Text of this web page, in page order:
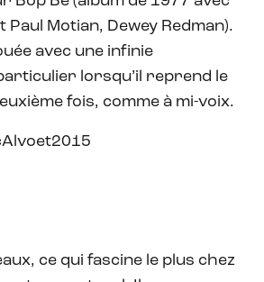
Paul Motian, Dewey Redman).
avec une infinie
lorsqu’il reprend le
fois, comme à mi-voix.
ce qui fascine le plus chez